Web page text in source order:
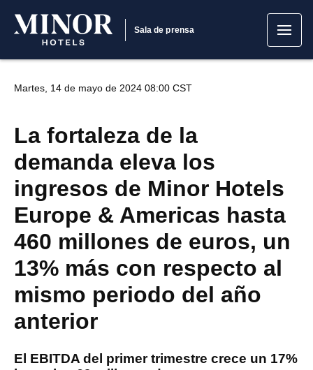
Sala de prensa
Martes, 14 de mayo de 2024 08:00 CST
La fortaleza de la
demanda eleva los
ingresos de Minor Hotels
Europe & Americas hasta
460 millones de euros, un
13% más con respecto al
mismo periodo del año
anterior
El EBITDA del primer trimestre crece un 17%